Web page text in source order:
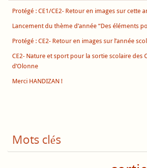
Protégé : CE1/CE2- Retour en images sur cette
Lancement du thème d’année “Des éléments
Protégé : CE2- Retour en images sur l’année
CE2- Nature et sport pour la sortie scolaire des
d’Olonne
Merci HANDIZAN !
Mots clés